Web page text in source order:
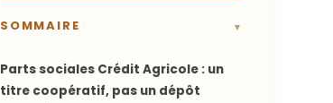
SOMMAIRE
Parts sociales Crédit Agricole : un
titre coopératif, pas un dépôt